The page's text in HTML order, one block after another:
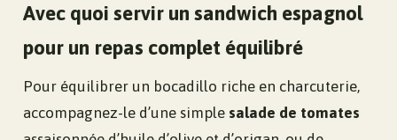
Avec quoi servir un sandwich espagnol
pour un repas complet équilibré
Pour équilibrer un bocadillo riche en charcuterie,
accompagnez-le d’une simple salade de tomates